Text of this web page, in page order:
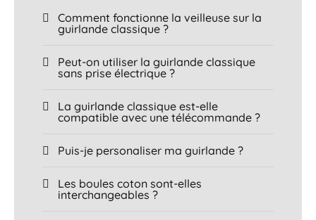
Comment fonctionne la veilleuse sur la
guirlande classique ?
Peut-on utiliser la guirlande classique
sans prise électrique ?
La guirlande classique est-elle
compatible avec une télécommande ?
Puis-je personaliser ma guirlande ?
Les boules coton sont-elles
interchangeables ?